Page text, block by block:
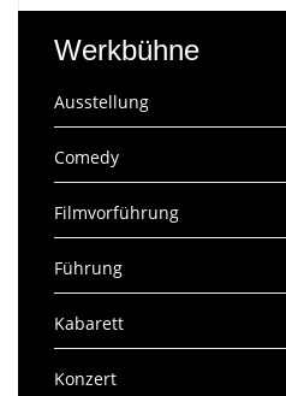
Werkbühne
Ausstellung
Comedy
Filmvorführung
Führung
Kabarett
Konzert